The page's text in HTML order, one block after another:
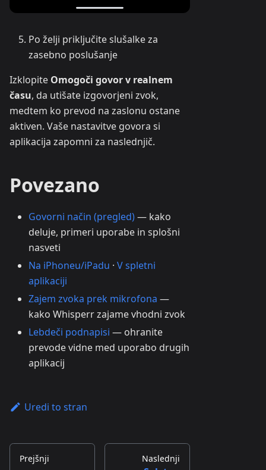
Po želji priključite slušalke za
zasebno poslušanje
Izklopite Omogoči govor v realnem
času, da utišate izgovorjeni zvok,
medtem ko prevod na zaslonu ostane
aktiven. Vaše nastavitve govora si
aplikacija zapomni za naslednjič.
Povezano
Govorni način (pregled)— kako
deluje, primeri uporabe in splošni
nasveti
Na iPhoneu/iPadu · V spletni
aplikaciji
Zajem zvoka prek mikrofona —
kako Whisperr zajame vhodni zvok
Lebdeči podnapisi — ohranite
prevode vidne med uporabo drugih
aplikacij
Uredi to stran
Prejšnji Naslednji